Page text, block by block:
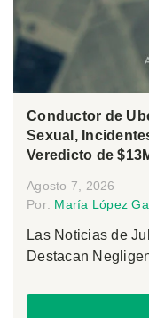
Conductor de
Sexual,
Veredicto de
Agosto 7, 2026
Por: María López
Las Noticias de
Destacan